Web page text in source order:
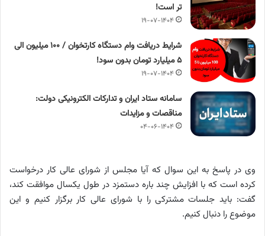
تر است!
۱۹-۰۷-۱۴۰۴
شرایط دریافت وام دستگاه کارتخوان / ۱۰۰ میلیون الی
۵ میلیارد تومان بدون سود!
۱۹-۰۷-۱۴۰۴
سامانه ستاد ایران و تدارکات الکترونیکی دولت:
مناقصات و مزایدات
۰۴-۰۶-۱۴۰۴
وی در پاسخ به این سوال که آیا مجلس از شورای عالی کار درخواست
کرده است که با افزایش چند باره دستمزد در طول یکسال موافقت کند،
گفت: باید جلسات مشترکی را با شورای عالی کار برگزار کنیم و این
موضوع را دنبال کنیم.